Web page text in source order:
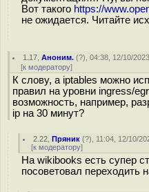
Вот такого https://
не ожидается. Читайте
1.17 ,Аноним. (?), 04:38, 12/10/
[к модератору]
К слову, а iptables можно
правил на уровни ingress/
возможность, например,
ip на 30 минут?
2.22 ,Пряник (?), 11:04, 12/10/
[к модератору]
На wikibooks есть супер
посоветовал переходить